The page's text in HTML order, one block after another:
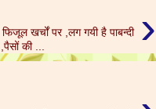
›
खर्चों पर ,लग गयी है पाबन्दी
की ...